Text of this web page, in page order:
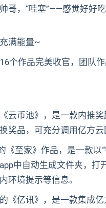
哥，“哇塞”——感觉好好吃
满能量~
个作品完美收官，团队作
云币池》，是一款内推
奖品，可充分调用亿方
《至家》作品，是一款以
中自动生成文件夹，
环境提示等信息。
《亿讯》，是一款集成